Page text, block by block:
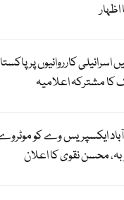
کا مشترکہ اعلامیہ
ایکسپریس وے کو موٹروے
محسن نقوی کا اعلان